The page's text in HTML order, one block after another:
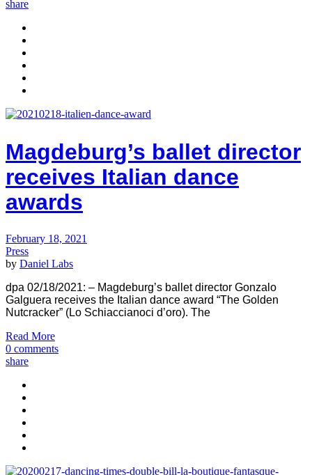
share
Magdeburg’s ballet director
receives Italian dance
awards
February 18, 2021
Press
by Daniel Labs
dpa 02/18/2021: – Magdeburg’s ballet director Gonzalo
Galguera receives the Italian dance award “The Golden
Nutcracker” (Lo Schiaccianoci d’oro). The
Read More
0 comments
share